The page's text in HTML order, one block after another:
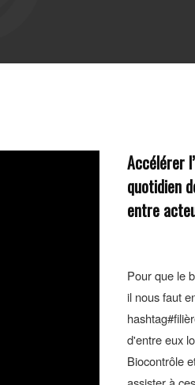
Accélérer
quotidien
entre
Pour que le
il nous faut
d'entre eux
Biocontrôle